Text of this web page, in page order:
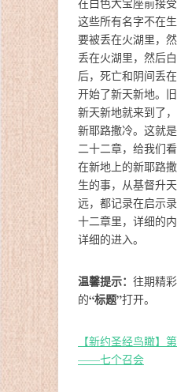
这些所有名字不在
要被丢在火湖里，
丢在火湖里，然后
后，死亡和阴间丢
开始了新天新地。
新天新地就来到了
新耶路撒冷。这就
二十二章，给我们
在新地上的新耶路
生的事，从基督升
远，都记录在启示
十二章里，详细的
详细的进入。
温馨提示： 往期精
的“标题”打开。
【新约圣经鸟瞰】
——七个召会